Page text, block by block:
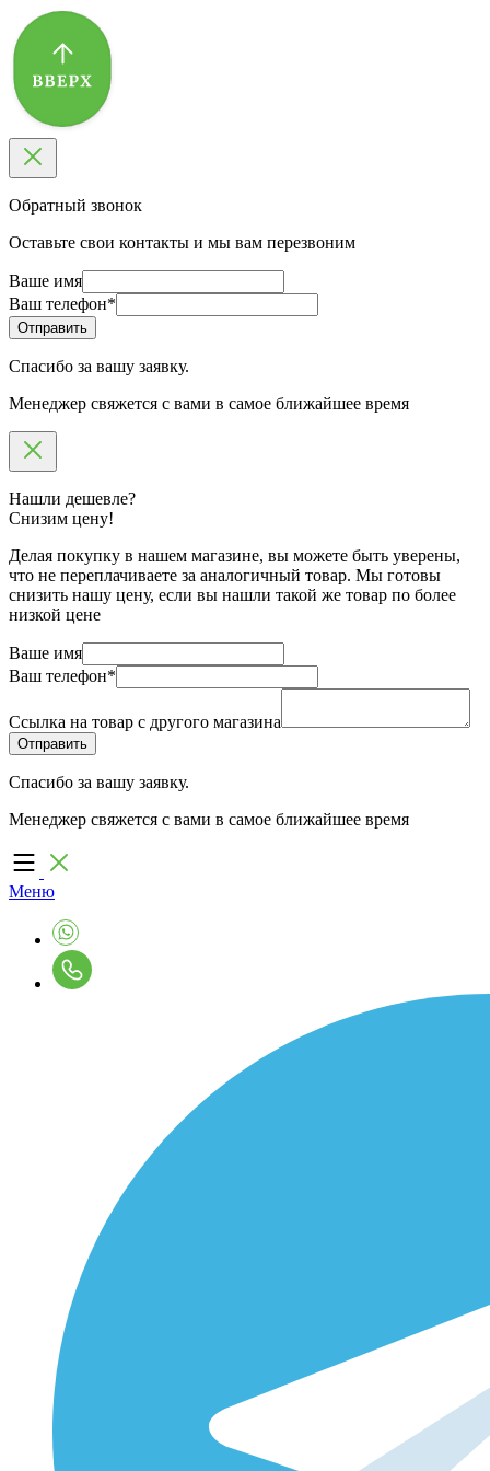
Обратный звонок
Оставьте свои контакты и мы вам перезвоним
Ваше имя
Ваш телефон*
Спасибо за вашу заявку.
Менеджер свяжется с вами в самое ближайшее время
Нашли дешевле?
Снизим цену!
Делая покупку в нашем магазине, вы можете быть уверены,
что не переплачиваете за аналогичный товар. Мы готовы
снизить нашу цену, если вы нашли такой же товар по более
низкой цене
Ваше имя
Ваш телефон*
Ссылка на товар с другого магазина
Спасибо за вашу заявку.
Менеджер свяжется с вами в самое ближайшее время
Меню